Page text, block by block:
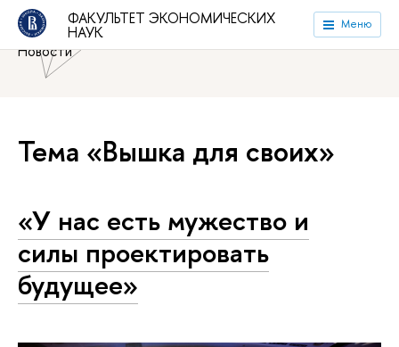
ФАКУЛЬТЕТ ЭКОНОМИЧЕСКИХ
НАУК Меню
Национальный исследовательский университет «Высшая
школа экономики»
Факультет экономических наук
Новости
Тема «Вышка для своих»
«У нас есть мужество и
силы про­ек­ти­ро­вать
будущее»